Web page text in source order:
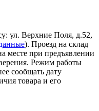
ул. Верхние Поля, д.52,
). Проезд на склад
месте при предъявлении
Режим работы
сообщать дату
товара и его